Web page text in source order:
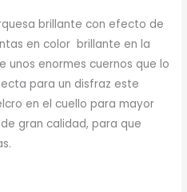
brillante con efecto de
en color brillante en la
unos enormes cuernos que lo
para un disfraz este
en el cuello para mayor
gran calidad, para que